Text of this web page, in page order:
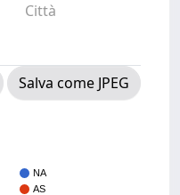
Città
Salva come JPEG
NA
AS